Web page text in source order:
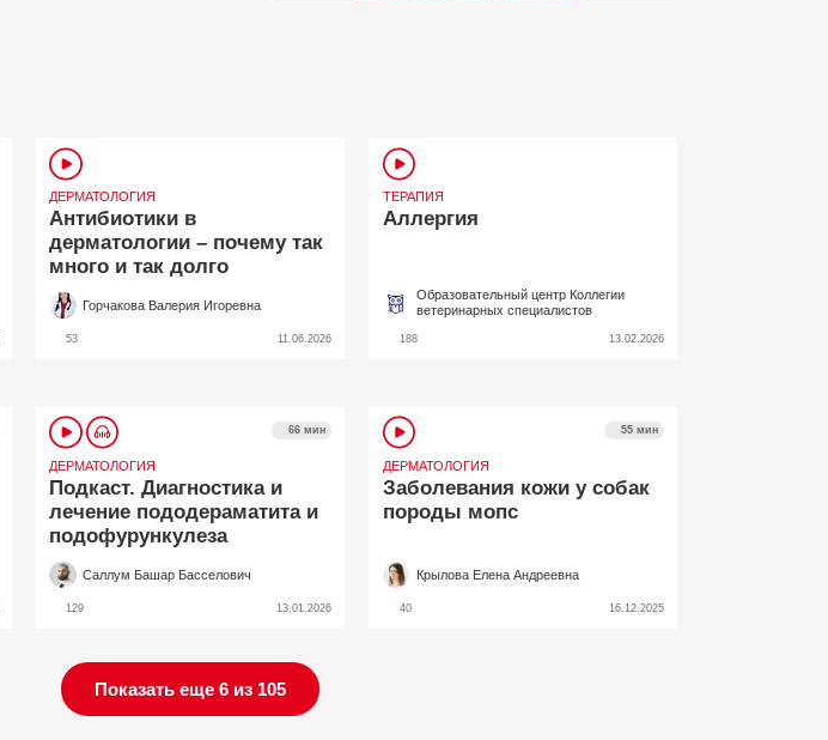
ДЕРМАТОЛОГИЯ
Антибиотики в
дерматологии – почему так
много и так долго
Горчакова Валерия Игоревна
53 11.06.2026
ТЕРАПИЯ
Аллергия
Образовательный центр Коллегии
ветеринарных специалистов
188 13.02.2026
ДЕРМАТОЛОГИЯ
66 мин
Подкаст. Диагностика и
лечение пододераматита и
подофурункулеза
Саллум Башар Басселович
129 13.01.2026
ДЕРМАТОЛОГИЯ
55 мин
Заболевания кожи у собак
породы мопс
Крылова Елена Андреевна
40 16.12.2025
Показать еще 6 из 105